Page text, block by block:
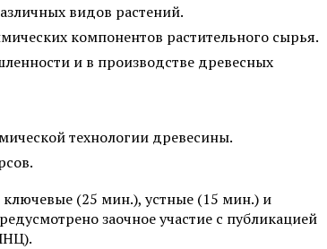
видов растений.
компонентов растительного сырья.
и в производстве древесных
технологии древесины.
(25 мин.), устные (15 мин.) и
заочное участие с публикацией